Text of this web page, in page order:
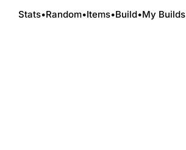
Stats•Random•Items•Build•My Builds